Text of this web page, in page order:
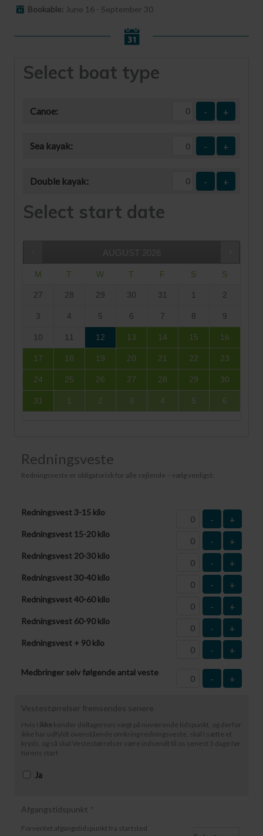
Bookable: June 16 - September 30
Select boat type
Canoe: - +
Sea kayak: - +
Double kayak: - +
Select start date
AUGUST 2026
M T W T F S S
27 28 29 30 31 1 2
3 4 5 6 7 8 9
10 11 12 13 14 15 16
17 18 19 20 21 22 23
24 25 26 27 28 29 30
31 1 2 3 4 5 6
Redningsveste
Redningsveste er obligatorisk for alle sejlende – vælg venligst:
Redningsvest 3-15 kilo
- +
Redningsvest 15-20 kilo
- +
Redningsvest 20-30 kilo
- +
Redningsvest 30-40 kilo
- +
Redningsvest 40-60 kilo
- +
Redningsvest 60-90 kilo
- +
Redningsvest + 90 kilo
- +
Medbringer selv følgende antal veste
- +
Vestestørrelser fremsendes senere
Hvis I ikke kender deltagernes vægt på nuværende tidspunkt, og derfor
ikke har udfyldt ovenstående omkring redningsveste, skal I sætte et
kryds, og så skal Vestestørrelser være indsendt til os senest 3 dage før
turens start
Ja
Afgangstidspunkt *
Forventet afgangstidspunkt fra startsted